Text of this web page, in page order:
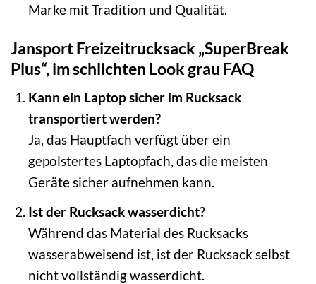
Marke mit Tradition und Qualität.
Jansport Freizeitrucksack „SuperBreak
Plus“, im schlichten Look grau FAQ
Kann ein Laptop sicher im Rucksack
transportiert werden?
Ja, das Hauptfach verfügt über ein
gepolstertes Laptopfach, das die meisten
Geräte sicher aufnehmen kann.
Ist der Rucksack wasserdicht?
Während das Material des Rucksacks
wasserabweisend ist, ist der Rucksack selbst
nicht vollständig wasserdicht.